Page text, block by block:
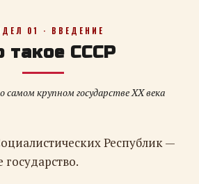
01 · ВВЕДЕНИЕ
такое СССР
самом крупном государстве XX века
Республик —
государство.